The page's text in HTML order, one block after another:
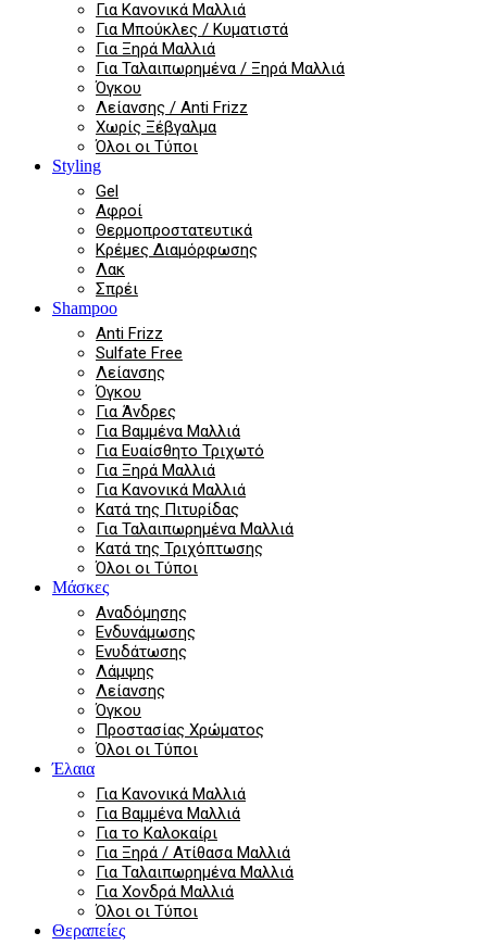
Για Κανονικά Μαλλιά
Για Μπούκλες / Κυματιστά
Για Ξηρά Μαλλιά
Για Ταλαιπωρημένα / Ξηρά Μαλλιά
Όγκου
Λείανσης / Anti Frizz
Χωρίς Ξέβγαλμα
Όλοι οι Τύποι
Styling
Gel
Αφροί
Θερμοπροστατευτικά
Κρέμες Διαμόρφωσης
Λακ
Σπρέι
Shampoo
Anti Frizz
Sulfate Free
Λείανσης
Όγκου
Για Άνδρες
Για Βαμμένα Μαλλιά
Για Ευαίσθητο Τριχωτό
Για Ξηρά Μαλλιά
Για Κανονικά Μαλλιά
Κατά της Πιτυρίδας
Για Ταλαιπωρημένα Μαλλιά
Κατά της Τριχόπτωσης
Όλοι οι Τύποι
Μάσκες
Αναδόμησης
Ενδυνάμωσης
Ενυδάτωσης
Λάμψης
Λείανσης
Όγκου
Προστασίας Χρώματος
Όλοι οι Τύποι
Έλαια
Για Κανονικά Μαλλιά
Για Βαμμένα Μαλλιά
Για το Καλοκαίρι
Για Ξηρά / Ατίθασα Μαλλιά
Για Ταλαιπωρημένα Μαλλιά
Για Χονδρά Μαλλιά
Όλοι οι Τύποι
Θεραπείες